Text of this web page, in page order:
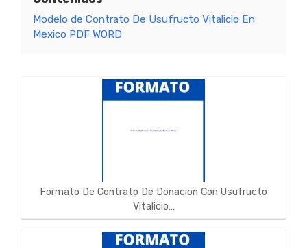
Modelo de Contrato De Usufructo Vitalicio En
Mexico PDF WORD
Formato De Contrato De Donacion Con Usufructo
Vitalicio…